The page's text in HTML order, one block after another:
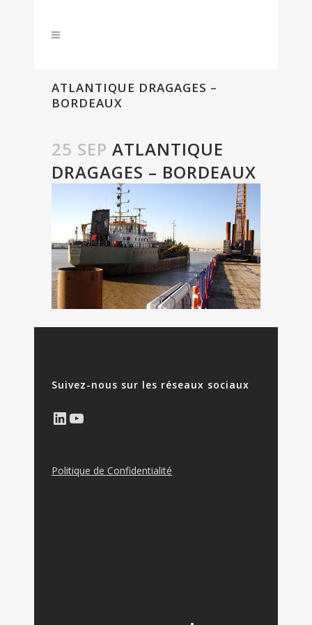
ATLANTIQUE DRAGAGES –
BORDEAUX
25 SEP ATLANTIQUE
DRAGAGES – BORDEAUX
Suivez-nous sur les réseaux sociaux
LinkedIn
YouTube
Politique de Confidentialité